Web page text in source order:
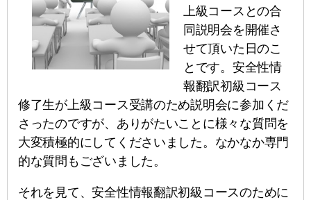
上級コースとの合
同説明会を開催さ
せて頂いた日のこ
とです。安全性情
報翻訳初級コース
修了生が上級コース受講のため説明会に参加くだ
さったのですが、ありがたいことに様々な質問を
大変積極的にしてくださいました。なかなか専門
的な質問もございました。
それを見て、安全性情報翻訳初級コースのために